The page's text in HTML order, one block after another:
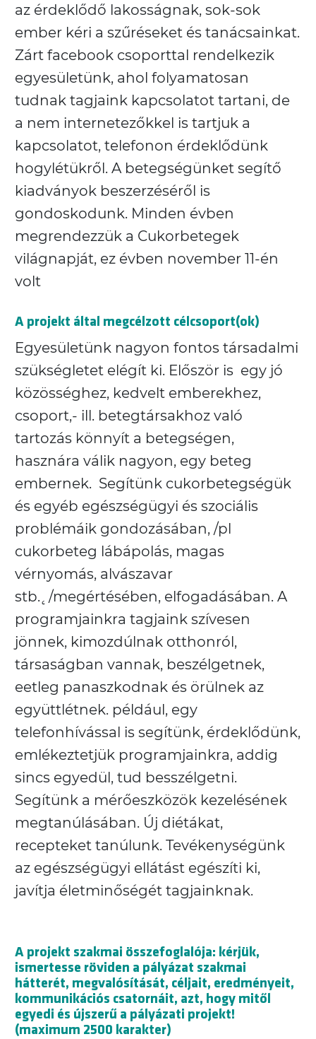
az érdeklődő lakosságnak, sok-sok
ember kéri a szűréseket és tanácsainkat.
Zárt facebook csoporttal rendelkezik
egyesületünk, ahol folyamatosan
tudnak tagjaink kapcsolatot tartani, de
a nem internetezőkkel is tartjuk a
kapcsolatot, telefonon érdeklődünk
hogylétükről. A betegségünket segítő
kiadványok beszerzéséről is
gondoskodunk. Minden évben
megrendezzük a Cukorbetegek
világnapját, ez évben november 11-én
volt
A projekt által megcélzott célcsoport(ok)
Egyesületünk nagyon fontos társadalmi
szükségletet elégít ki. Először is egy jó
közösséghez, kedvelt emberekhez,
csoport,- ill. betegtársakhoz való
tartozás könnyít a betegségen,
hasznára válik nagyon, egy beteg
embernek. Segítünk cukorbetegségük
és egyéb egészségügyi és szociális
problémáik gondozásában, /pl
cukorbeteg lábápolás, magas
vérnyomás, alvászavar
stb.˛/megértésében, elfogadásában. A
programjainkra tagjaink szívesen
jönnek, kimozdúlnak otthonról,
társaságban vannak, beszélgetnek,
eetleg panaszkodnak és örülnek az
együttlétnek. például, egy
telefonhívással is segítünk, érdeklődünk,
emlékeztetjük programjainkra, addig
sincs egyedül, tud besszélgetni.
Segítünk a mérőeszközök kezelésének
megtanúlásában. Új diétákat,
recepteket tanúlunk. Tevékenységünk
az egészségügyi ellátást egészíti ki,
javítja életminőségét tagjainknak.
A projekt szakmai összefoglalója: kérjük,
ismertesse röviden a pályázat szakmai
hátterét, megvalósítását, céljait, eredményeit,
kommunikációs csatornáit, azt, hogy mitől
egyedi és újszerű a pályázati projekt!
(maximum 2500 karakter)